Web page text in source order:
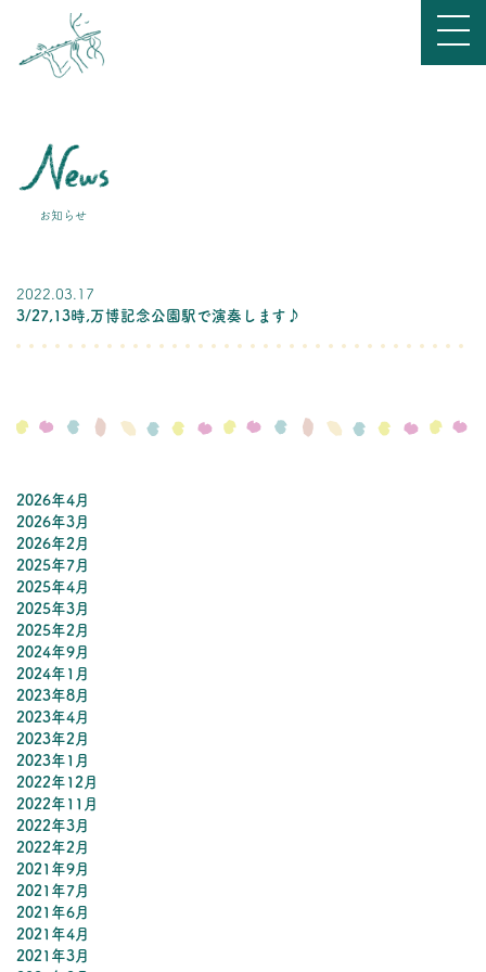
お知らせ
2022.03.17
3/27,13時,万博記念公園駅で演奏します♪
2026年4月
2026年3月
2026年2月
2025年7月
2025年4月
2025年3月
2025年2月
2024年9月
2024年1月
2023年8月
2023年4月
2023年2月
2023年1月
2022年12月
2022年11月
2022年3月
2022年2月
2021年9月
2021年7月
2021年6月
2021年4月
2021年3月